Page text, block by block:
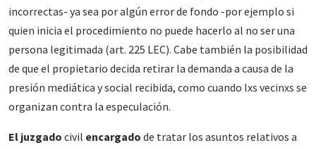
incorrectas- ya sea por algún error de fondo -por ejemplo si
quien inicia el procedimiento no puede hacerlo al no ser una
persona legitimada (art. 225 LEC). Cabe también la posibilidad
de que el propietario decida retirar la demanda a causa de la
presión mediática y social recibida, como cuando lxs vecinxs se
organizan contra la especulación.
El juzgado civil encargado de tratar los asuntos relativos a